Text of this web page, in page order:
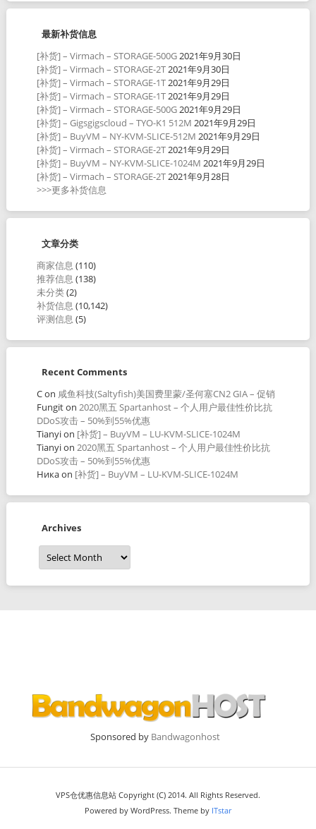
最新补货信息
[补货] – Virmach – STORAGE-500G2021年9月30日
[补货] – Virmach – STORAGE-2T2021年9月30日
[补货] – Virmach – STORAGE-1T2021年9月29日
[补货] – Virmach – STORAGE-1T2021年9月29日
[补货] – Virmach – STORAGE-500G2021年9月29日
[补货] – Gigsgigscloud – TYO-K1 512M 2021年9月29日
[补货] – BuyVM – NY-KVM-SLICE-512M 2021年9月29日
[补货] – Virmach – STORAGE-2T2021年9月29日
[补货] – BuyVM – NY-KVM-SLICE-1024M 2021年9月29日
[补货] – Virmach – STORAGE-2T2021年9月28日
>>>更多补货信息
文章分类
商家信息 (110)
推荐信息 (138)
未分类(2)
补货信息 (10,142)
评测信息 (5)
Recent Comments
Con 咸鱼科技(Saltyfish)美国费里蒙/圣何塞CN2 GIA – 促销
Fungiton 2020黑五 Spartanhost – 个人用户最佳性价比抗
DDoS攻击 – 50%到55%优惠
Tianyion [补货] – BuyVM – LU-KVM-SLICE-1024M
Tianyion 2020黑五 Spartanhost – 个人用户最佳性价比抗
DDoS攻击 – 50%到55%优惠
Никаon [补货] – BuyVM – LU-KVM-SLICE-1024M
Archives
Archives
Sponsored by Bandwagonhost
VPS仓优惠信息站 Copyright (C) 2014. All Rights Reserved.
Powered by WordPress. Theme by ITstar